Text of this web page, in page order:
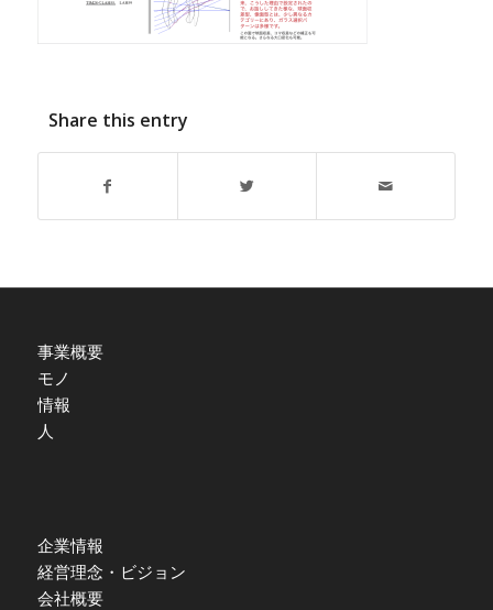
Share this entry
事業概要
モノ
情報
人
企業情報
経営理念・ビジョン
会社概要